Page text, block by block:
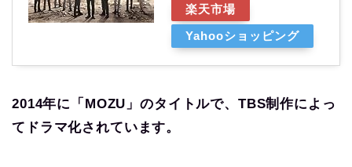
楽天市場
Yahooショッピング
2014年に「MOZU」のタイトルで、TBS制作によっ
てドラマ化されています。